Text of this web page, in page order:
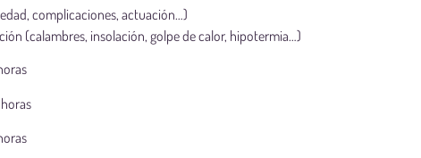
complicaciones, actuación…)
(calambres, insolación, golpe de calor, hipotermia…)